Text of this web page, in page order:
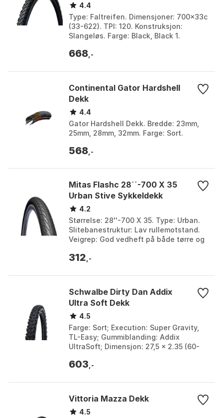
4.4
Type: Faltreifen. Dimensjoner: 700x33c
(33-622). TPI: 120. Konstruksjon:
Slangeløs. Farge: Black, Black 1.
668 ,-
Continental Gator Hardshell
Dekk
4.4
Gator Hardshell Dekk. Bredde: 23mm,
25mm, 28mm, 32mm. Farge: Sort.
568 ,-
Mitas Flashc 28´´-700 X 35
Urban Stive Sykkeldekk
4.2
Størrelse: 28''-700 X 35. Type: Urban.
Slitebanestruktur: Lav rullemotstand.
Veigrep: God vedheft på både tørre og
700...
312 ,-
Schwalbe Dirty Dan Addix
Ultra Soft Dekk
4.5
Farge: Sort; Execution: Super Gravity,
TL-Easy; Gummiblanding: Addix
UltraSoft; Dimensjon: 27,5 x 2.35 (60-
2.35.
603 ,-
Vittoria Mazza Dekk
4.5